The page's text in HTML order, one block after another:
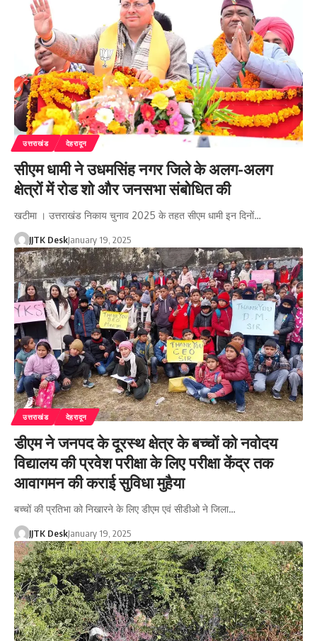
उत्तराखंड देहरादून
सीएम धामी ने उधमसिंह नगर जिले के अलग-अलग
क्षेत्रों में रोड शो और जनसभा संबोधित की
खटीमा । उत्तराखंड निकाय चुनाव 2025 के तहत सीएम धामी इन दिनों…
JJTK DeskJanuary 19, 2025
उत्तराखंड देहरादून
डीएम ने जनपद के दूरस्थ क्षेत्र के बच्चों को नवोदय
विद्यालय की प्रवेश परीक्षा के लिए परीक्षा केंद्र तक
आवागमन की कराई सुविधा मुहैया
बच्चों की प्रतिभा को निखारने के लिए डीएम एवं सीडीओ ने जिला…
JJTK DeskJanuary 19, 2025